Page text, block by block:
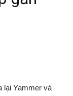
lại Yammer và